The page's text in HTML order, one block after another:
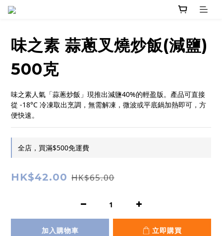
味之素 蒜蔥叉燒炒飯(減鹽)
500克
味之素人氣「蒜蔥炒飯」現推出減鹽40%的輕盈版。產品可直接
從 -18°C 冷凍取出烹調，無需解凍，微波或平底鍋加熱即可，方
便快速。
全店，買滿$500免運費
HK$42.00 HK$65.00
加入購物車 立即購買